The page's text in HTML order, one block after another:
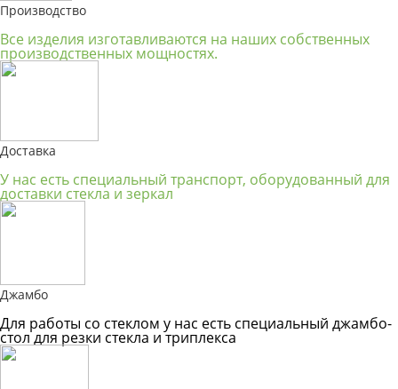
Производство
Все изделия изготавливаются на наших собственных
производственных мощностях.
Доставка
У нас есть специальный транспорт, оборудованный для
доставки стекла и зеркал
Джамбо
Для работы со стеклом у нас есть специальный джамбо-
стол для резки стекла и триплекса